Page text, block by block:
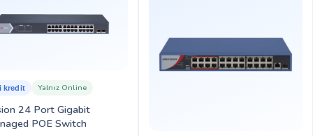
24 Port Gigabit
POE Switch
kredit Yalnız Online